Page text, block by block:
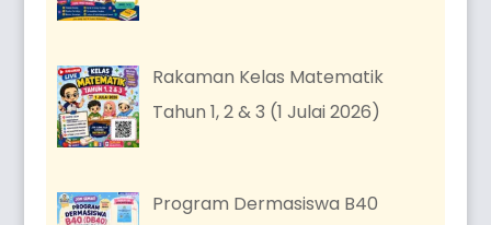
Rakaman Kelas Matematik
Tahun 1, 2 & 3 (1 Julai 2026)
Program Dermasiswa B40